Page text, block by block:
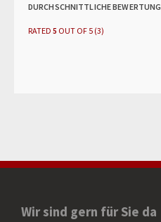
DURCHSCHNITTLICHE BEWERTUNG
RATED 5 OUT OF 5 (3)
Wir sind gern für Sie da